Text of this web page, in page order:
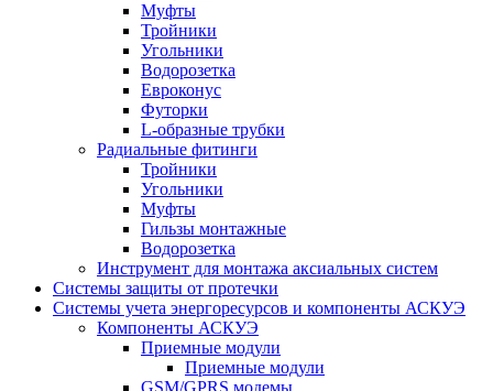
Муфты
Тройники
Угольники
Водорозетка
Евроконус
Футорки
L-образные трубки
Радиальные фитинги
Тройники
Угольники
Муфты
Гильзы монтажные
Водорозетка
Инструмент для монтажа аксиальных систем
Системы защиты от протечки
Системы учета энергоресурсов и компоненты АСКУЭ
Компоненты АСКУЭ
Приемные модули
Приемные модули
GSM/GPRS модемы